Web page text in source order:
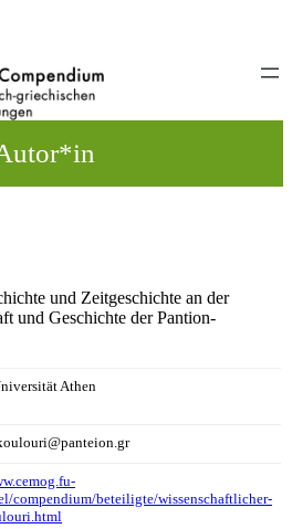
und Zeitgeschichte an der
und Geschichte der Pantion-
Athen
compendium/beteiligte/wissenschaftlicher-